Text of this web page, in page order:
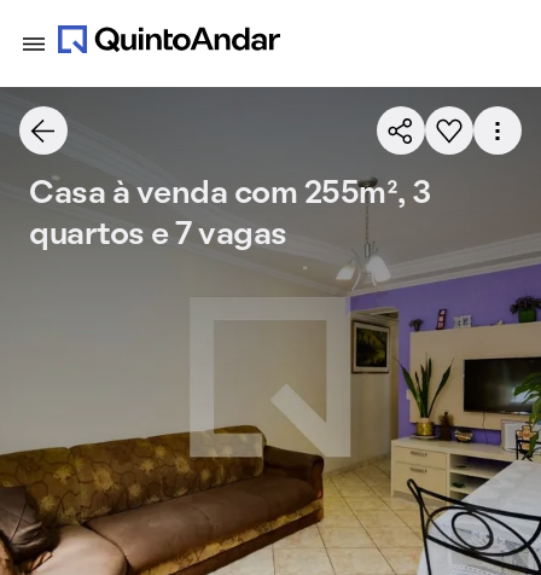
Casa à venda com 255m², 3
quartos e 7 vagas